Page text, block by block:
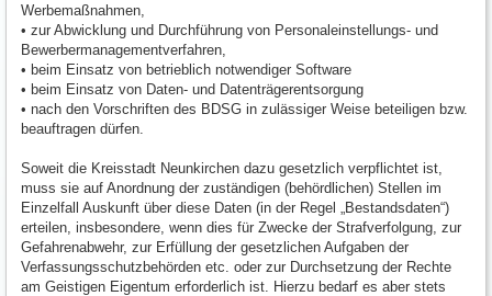
Werbemaßnahmen,
• zur Abwicklung und Durchführung von Personaleinstellungs- und
Bewerbermanagementverfahren,
• beim Einsatz von betrieblich notwendiger Software
• beim Einsatz von Daten- und Datenträgerentsorgung
• nach den Vorschriften des BDSG in zulässiger Weise beteiligen bzw.
beauftragen dürfen.
Soweit die Kreisstadt Neunkirchen dazu gesetzlich verpflichtet ist,
muss sie auf Anordnung der zuständigen (behördlichen) Stellen im
Einzelfall Auskunft über diese Daten (in der Regel „Bestandsdaten“)
erteilen, insbesondere, wenn dies für Zwecke der Strafverfolgung, zur
Gefahrenabwehr, zur Erfüllung der gesetzlichen Aufgaben der
Verfassungsschutzbehörden etc. oder zur Durchsetzung der Rechte
am Geistigen Eigentum erforderlich ist. Hierzu bedarf es aber stets